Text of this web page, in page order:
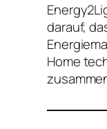
darauf,
Home